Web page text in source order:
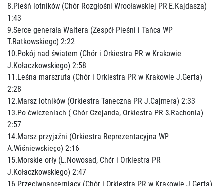
8.Pieśń lotników (Chór Rozgłośni Wrocławskiej PR E.Kajdasza)
1:43
9.Serce generała Waltera (Zespół Pieśni i Tańca WP
T.Ratkowskiego) 2:22
10.Pokój nad światem (Chór i Orkiestra PR w Krakowie
J.Kołaczkowskiego) 2:58
11.Leśna marszruta (Chór i Orkiestra PR w Krakowie J.Gerta)
2:28
12.Marsz lotników (Orkiestra Taneczna PR J.Cajmera) 2:33
13.Po ćwiczeniach ( Chór Czejanda, Orkiestra PR S.Rachonia)
2:57
14.Marsz przyjaźni (Orkiestra Reprezentacyjna WP
A.Wiśniewskiego) 2:16
15.Morskie orły (L.Nowosad, Chór i Orkiestra PR
J.Kołaczkowskiego) 2:47
16.Przeciwpancerniacy (Chór i Orkiestra PR w Krakowie J.Gerta)